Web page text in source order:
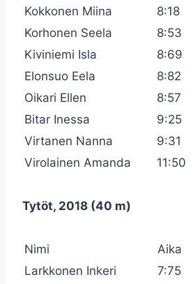
Kokkonen Miina
8:18
Korhonen Seela
8:53
Kiviniemi Isla
8:69
Elonsuo Eela
8:82
Oikari Ellen
8:57
Bitar Inessa
9:25
Virtanen Nanna
9:31
Virolainen Amanda
11:50
Tytöt, 2018 (40 m)
Nimi Aika
Larkkonen Inkeri
7:75